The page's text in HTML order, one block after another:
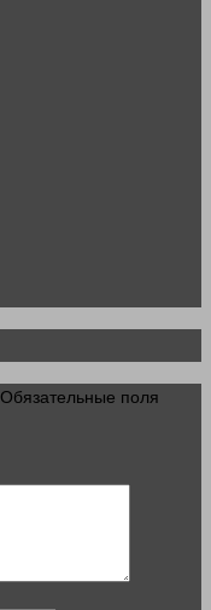
Обязательные поля